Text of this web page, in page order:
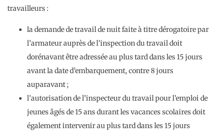
travailleurs :
la demande de travail de nuit faite à titre dérogatoire par
l’armateur auprès de l’inspection du travail doit
dorénavant être adressée au plus tard dans les 15 jours
avant la date d’embarquement, contre 8 jours
auparavant ;
l’autorisation de l’inspecteur du travail pour l’emploi de
jeunes âgés de 15 ans durant les vacances scolaires doit
également intervenir au plus tard dans les 15 jours